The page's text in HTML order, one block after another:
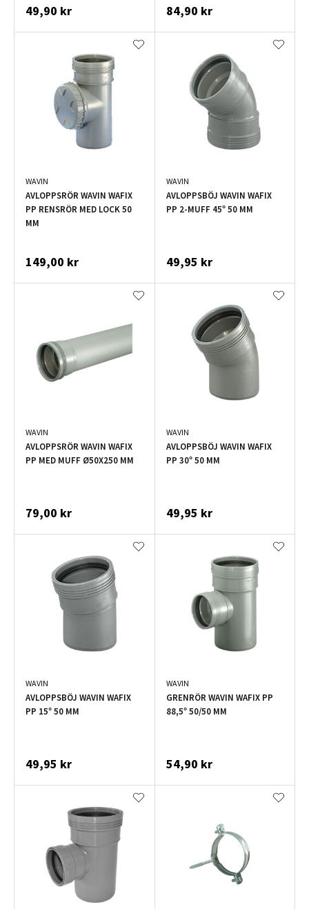
49,90 kr 84,90 kr
WAVIN
AVLOPPSRÖR WAVIN WAFIX
PP RENSRÖR MED LOCK 50
MM
149,00 kr
WAVIN
AVLOPPSBÖJ WAVIN WAFIX
PP 2-MUFF 45° 50 MM
49,95 kr
WAVIN
AVLOPPSRÖR WAVIN WAFIX
PP MED MUFF Ø50X250 MM
79,00 kr
WAVIN
AVLOPPSBÖJ WAVIN WAFIX
PP 30° 50 MM
49,95 kr
WAVIN
AVLOPPSBÖJ WAVIN WAFIX
PP 15° 50 MM
49,95 kr
WAVIN
GRENRÖR WAVIN WAFIX PP
88,5° 50/50 MM
54,90 kr